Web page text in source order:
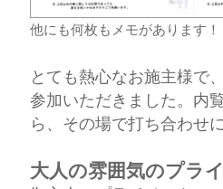
他にも何枚もメモがあります！
とても熱心なお施主様で
参加いただきました。内
ら、その場で打ち合わせ
大人の雰囲気のプラ